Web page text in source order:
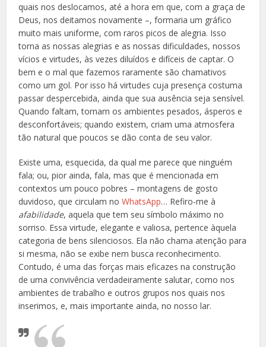
quais nos deslocamos, até a hora em que, com a graça de
Deus, nos deitamos novamente –, formaria um gráfico
muito mais uniforme, com raros picos de alegria. Isso
torna as nossas alegrias e as nossas dificuldades, nossos
vícios e virtudes, às vezes diluídos e difíceis de captar. O
bem e o mal que fazemos raramente são chamativos
como um gol. Por isso há virtudes cuja presença costuma
passar despercebida, ainda que sua ausência seja sensível.
Quando faltam, tornam os ambientes pesados, ásperos e
desconfortáveis; quando existem, criam uma atmosfera
tão natural que poucos se dão conta de seu valor.
Existe uma, esquecida, da qual me parece que ninguém
fala; ou, pior ainda, fala, mas que é mencionada em
contextos um pouco pobres – montagens de gosto
duvidoso, que circulam noWhatsApp… Refiro-me à
afabilidade, aquela que tem seu símbolo máximo no
sorriso. Essa virtude, elegante e valiosa, pertence àquela
categoria de bens silenciosos. Ela não chama atenção para
si mesma, não se exibe nem busca reconhecimento.
Contudo, é uma das forças mais eficazes na construção
de uma convivência verdadeiramente salutar, como nos
ambientes de trabalho e outros grupos nos quais nos
inserimos, e, mais importante ainda, no nosso lar.